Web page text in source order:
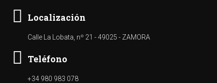
Localización
Calle La Lobata, nº 21 - 49025 - ZAMORA
Teléfono
+34 980 983 078